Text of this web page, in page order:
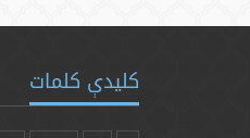
کلیدې کلمات